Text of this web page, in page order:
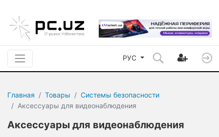
РУС
Главная Товары
Системы безопасности
Аксессуары для видеонаблюдения
Аксессуары для видеонаблюдения